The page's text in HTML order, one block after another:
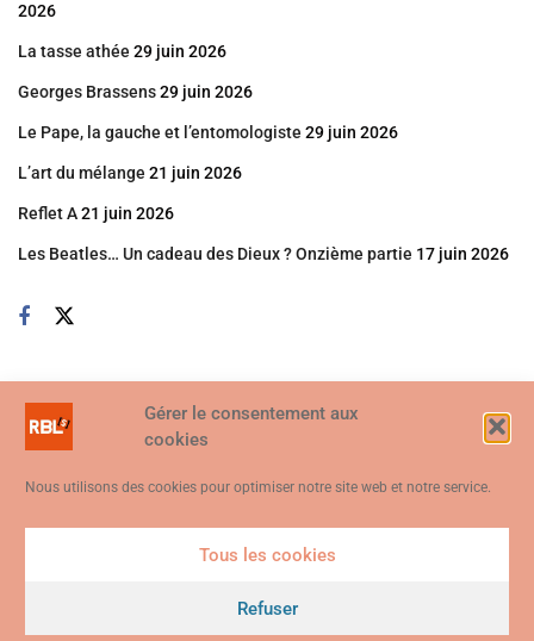
Gérer le consentement aux
cookies
Nous utilisons des cookies pour optimiser notre site web et notre service.
Tous les cookies
Refuser
2026
La tasse athée 29 juin 2026
Georges Brassens29 juin 2026
Le Pape, la gauche et l’entomologiste 29 juin 2026
L’art du mélange 21 juin 2026
Reflet A21 juin 2026
Les Beatles… Un cadeau des Dieux ? Onzième partie 17 juin 2026
vous consentez à ce que des cookies soient utilisés. Visitez notre
Politique de confidentialité et de cookies. Je suis d'accord